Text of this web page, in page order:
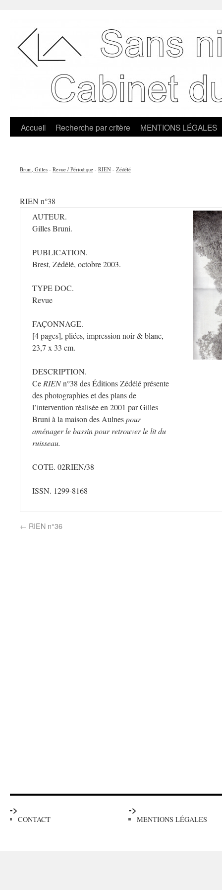
Accueil Recherche par critère MENTIONS LÉGALES
Bruni, Gilles - Revue / Périodique - RIEN - Zédélé
RIEN n°38
AUTEUR.
Gilles Bruni.
PUBLICATION.
Brest, Zédélé, octobre 2003.
TYPE DOC.
Revue
FAÇONNAGE.
[4 pages], pliées, impression noir & blanc,
23,7 x 33 cm.
DESCRIPTION.
Ce RIENn°38 des Éditions Zédélé présente
des photographies et des plans de
l’intervention réalisée en 2001 par Gilles
Bruni à la maison des Aulnespour
aménager le bassin pour retrouver le lit du
ruisseau.
COTE. 02RIEN/38
ISSN. 1299-8168
← RIEN n°36
->
CONTACT
->
MENTIONS LÉGALES